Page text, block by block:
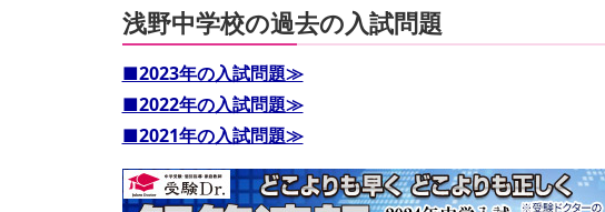
浅野中学校の過去の入試問題
■2023年の入試問題≫
■2022年の入試問題≫
■2021年の入試問題≫